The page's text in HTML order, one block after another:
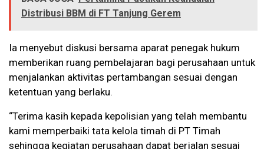
Distribusi BBM di FT Tanjung Gerem
Ia menyebut diskusi bersama aparat penegak hukum
memberikan ruang pembelajaran bagi perusahaan untuk
menjalankan aktivitas pertambangan sesuai dengan
ketentuan yang berlaku.
“Terima kasih kepada kepolisian yang telah membantu
kami memperbaiki tata kelola timah di PT Timah
sehingga kegiatan perusahaan dapat berjalan sesuai